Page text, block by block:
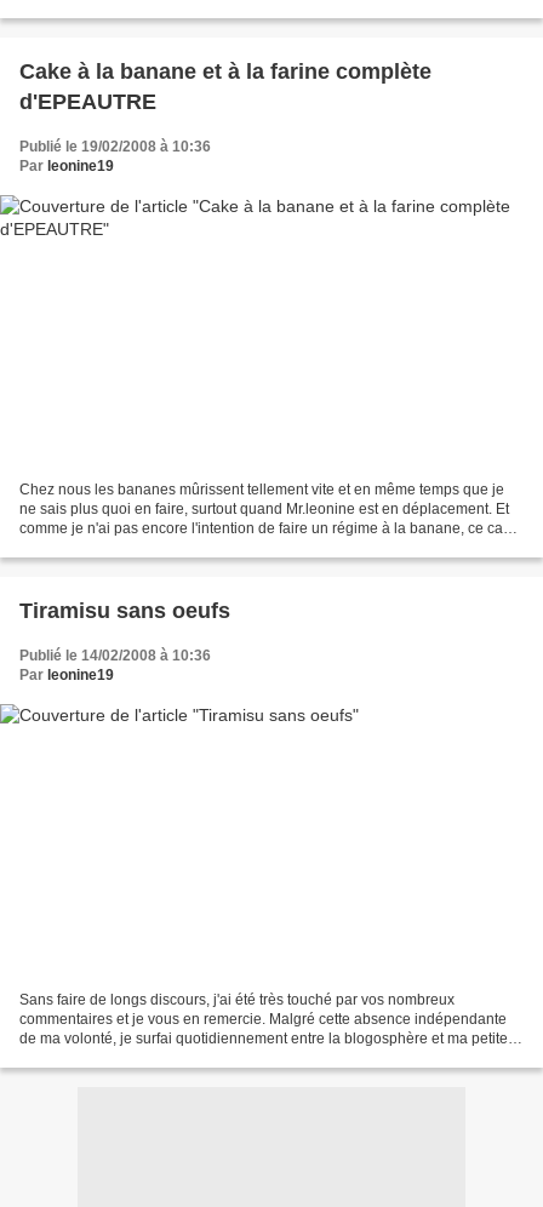
Cake à la banane et à la farine complète
d'EPEAUTRE
Publié le 19/02/2008 à 10:36
Par leonine19
Chez nous les bananes mûrissent tellement vite et en même temps que je
ne sais plus quoi en faire, surtout quand Mr.leonine est en déplacement. Et
comme je n'ai pas encore l'intention de faire un régime à la banane, ce cake
Tiramisu sans oeufs
Publié le 14/02/2008 à 10:36
Par leonine19
Sans faire de longs discours, j'ai été très touché par vos nombreux
commentaires et je vous en remercie. Malgré cette absence indépendante
de ma volonté, je surfai quotidiennement entre la blogosphère et ma petite